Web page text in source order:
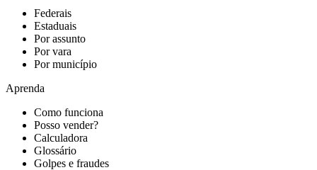
Federais
Estaduais
Por assunto
Por vara
Por município
Aprenda
Como funciona
Posso vender?
Calculadora
Glossário
Golpes e fraudes